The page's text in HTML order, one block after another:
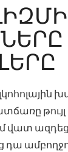
թույլ
վատ
դա